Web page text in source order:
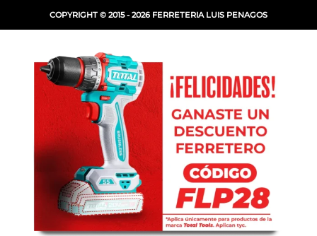
COPYRIGHT © 2015 - 2026 FERRETERIA LUIS PENAGOS